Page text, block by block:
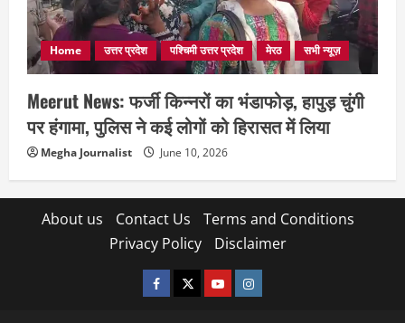
Home उत्तर प्रदेश पश्चिमी उत्तर प्रदेश मेरठ सभी न्यूज़
Meerut News: फर्जी किन्नरों का भंडाफोड़, हापुड़ चुंगी
पर हंगामा, पुलिस ने कई लोगों को हिरासत में लिया
Megha Journalist June 10, 2026
About us Contact Us
Terms and Conditions
Privacy Policy
Disclaimer
facebooktwitterYOUTUBE
instagram